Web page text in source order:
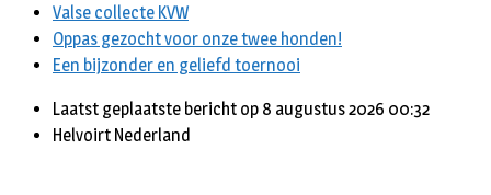
Valse collecte KVW
Oppas gezocht voor onze twee honden!
Een bijzonder en geliefd toernooi
Laatst geplaatste bericht op 8 augustus 2026 00:32
Helvoirt Nederland